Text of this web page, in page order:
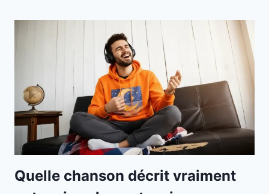
Quelle chanson décrit vraiment